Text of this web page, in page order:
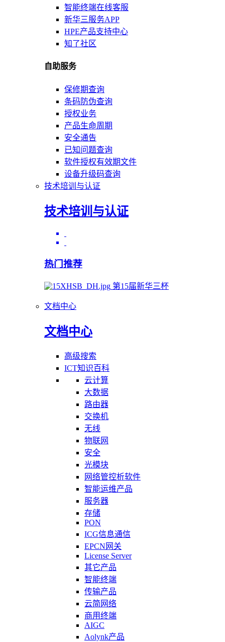
智能终端在线客服
新华三服务APP
HPE产品支持中心
知了社区
自助服务
保修期查询
条码防伪查询
授权业务
产品生命周期
安全通告
已知问题查询
软件授权有效期文件
设备升级码查询
技术培训与认证
技术培训与认证
热门推荐
第15届新华三杯
文档中心
文档中心
高级搜索
ICT知识百科
云计算
大数据
路由器
交换机
无线
物联网
安全
光模块
网络管控析软件
智能运维产品
服务器
存储
PON
ICG信息通信
EPCN网关
License Server
其它产品
智能终端
传输产品
云简网络
商用终端
AIGC
Aolynk产品